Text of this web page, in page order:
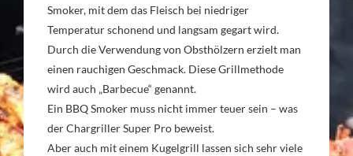
Smoker, mit dem das Fleisch bei niedriger
Temperatur schonend und langsam gegart wird.
Durch die Verwendung von Obsthölzern erzielt man
einen rauchigen Geschmack. Diese Grillmethode
wird auch „Barbecue“ genannt.
Ein BBQ Smoker muss nicht immer teuer sein – was
der Chargriller Super Pro beweist.
Aber auch mit einem Kugelgrill lassen sich sehr viele